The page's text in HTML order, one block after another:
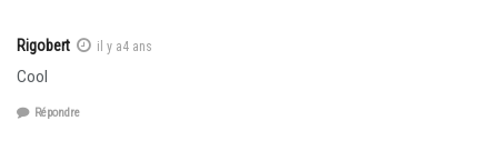
Rigobert il y a4 ans
Cool
Répondre